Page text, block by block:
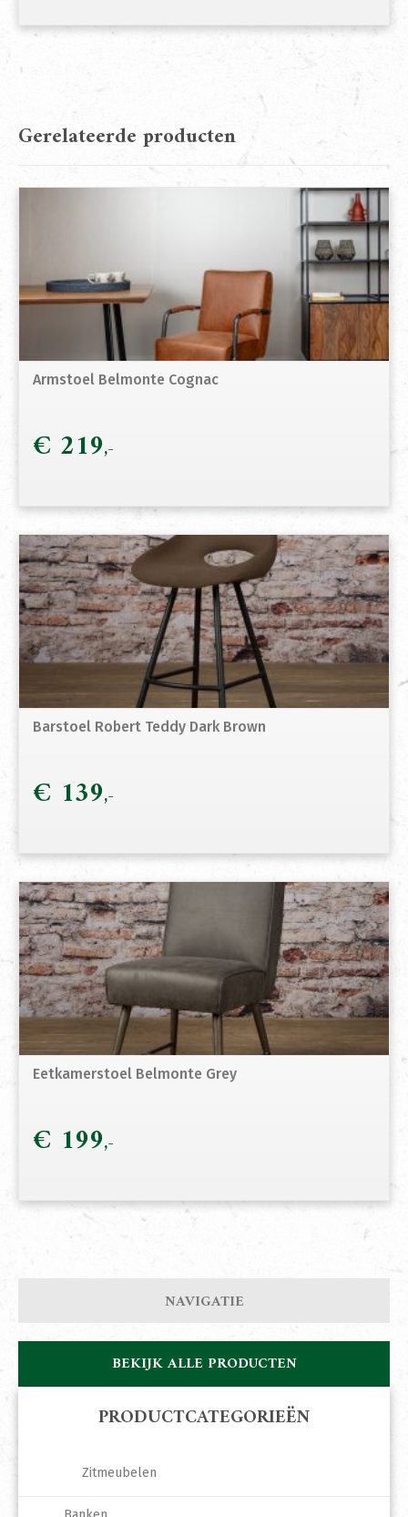
Gerelateerde producten
Armstoel Belmonte Cognac
€ 219
Barstoel Robert Teddy Dark Brown
€ 139
Eetkamerstoel Belmonte Grey
€ 199
NAVIGATIE
BEKIJK ALLE PRODUCTEN
PRODUCTCATEGORIEËN
Zitmeubelen